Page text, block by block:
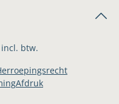
btw.
Afdruk